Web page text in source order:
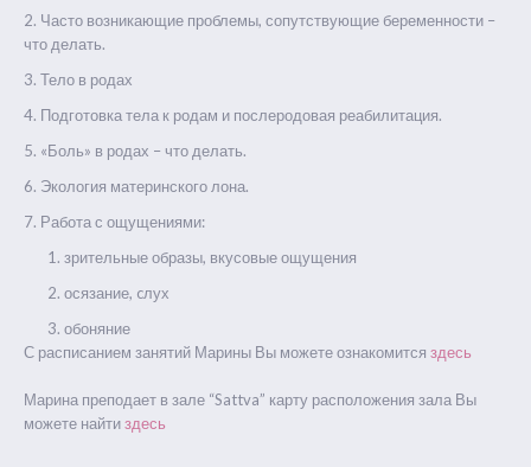
Часто возникающие проблемы, сопутствующие беременности –
что делать.
Тело в родах
Подготовка тела к родам и послеродовая реабилитация.
«Боль» в родах – что делать.
Экология материнского лона.
Работа с ощущениями:
зрительные образы, вкусовые ощущения
осязание, cлух
обоняние
С расписанием занятий Марины Вы можете ознакомится здесь
Марина преподает в зале “Sattva” карту расположения зала Вы
можете найтиздесь